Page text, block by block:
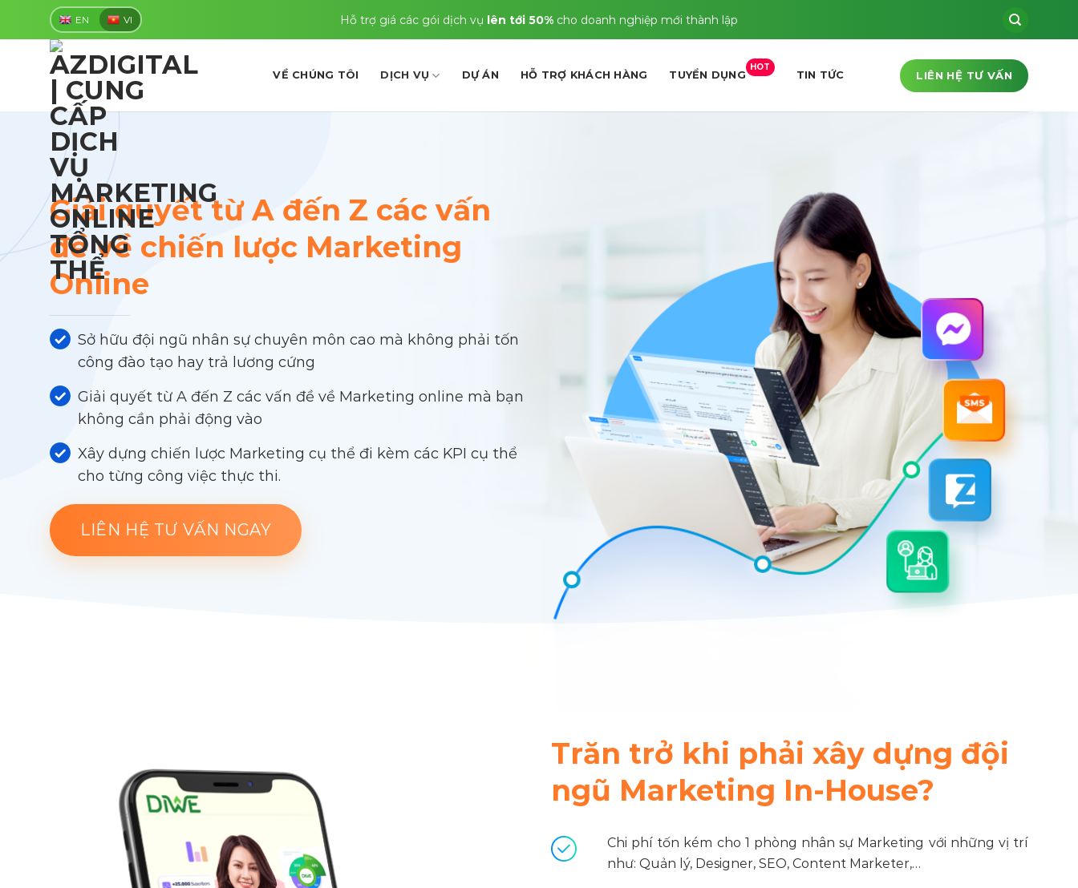
content
EN VI Hỗ trợ giá các gói dịch vụ lên tới 50% cho doanh nghiệp mới thành lập
VỀ CHÚNG TÔI DỊCH VỤ DỰ ÁN HỖ TRỢ KHÁCH HÀNG TUYỂN DỤNG
HOT
TIN TỨC LIÊN HỆ TƯ VẤN
Giải quyết từ A đến Z các vấn
đề về chiến lược Marketing
Online
Sở hữu đội ngũ nhân sự chuyên môn cao mà không phải tốn
công đào tạo hay trả lương cứng
Giải quyết từ A đến Z các vấn đề về Marketing online mà bạn
không cần phải động vào
Xây dựng chiến lược Marketing cụ thể đi kèm các KPI cụ thể
cho từng công việc thực thi.
LIÊN HỆ TƯ VẤN NGAY
Trăn trở khi phải xây dựng đội
ngũ Marketing In-House?
Chi phí tốn kém cho 1 phòng nhân sự Marketing với những vị trí
như: Quản lý, Designer, SEO, Content Marketer,…